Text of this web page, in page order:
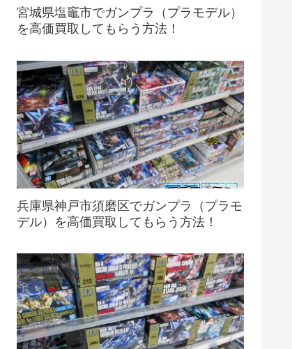
宮城県塩竈市でガンプラ（プラモデル）
を高価買取してもらう方法！
兵庫県神戸市須磨区でガンプラ（プラモ
デル）を高価買取してもらう方法！